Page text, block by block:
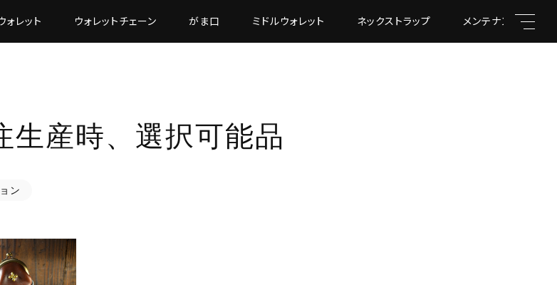
ォレット ウォレットチェーン がま口 ミドルウォレット ネックストラップ メンテナンス道具
生産時、選択可能品
ン